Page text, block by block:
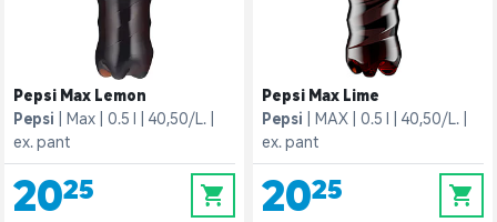
Pepsi Max Lemon
Pepsi
Max 0.5 l
40,50/L.
ex. pant
20,25 0
Pepsi Max Lime
Pepsi
MAX 0.5 l
40,50/L.
ex. pant
20,25 0